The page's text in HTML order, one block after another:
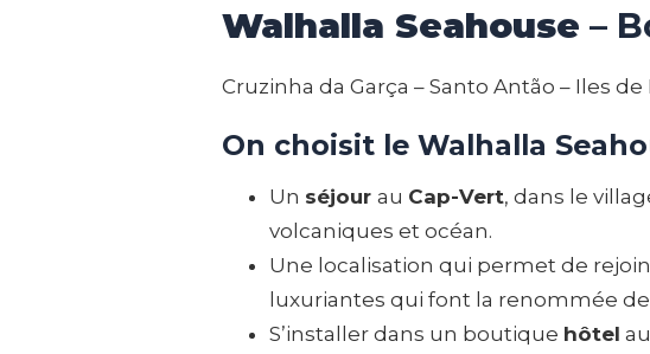
Walhalla Seahouse –
Cruzinha da Garça – Santo Antão – Iles
On choisit le Walhalla
Un séjour au Cap-Vert, dans le
volcaniques et océan.
Une localisation qui permet de
luxuriantes qui font la renommée de
S’installer dans un boutique hôtel